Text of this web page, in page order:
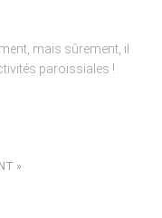
mais sûrement, il
paroissiales !